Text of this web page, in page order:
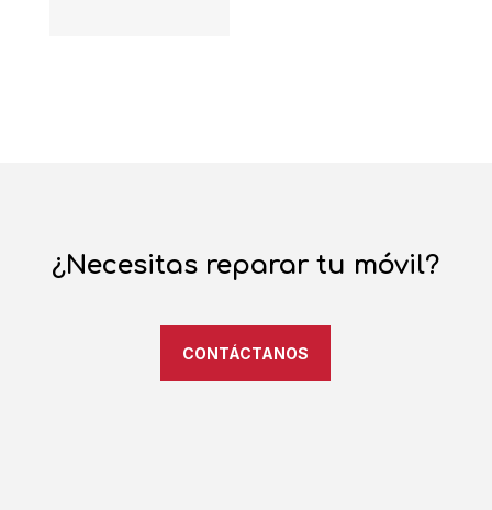
¿Necesitas reparar tu móvil?
CONTÁCTANOS